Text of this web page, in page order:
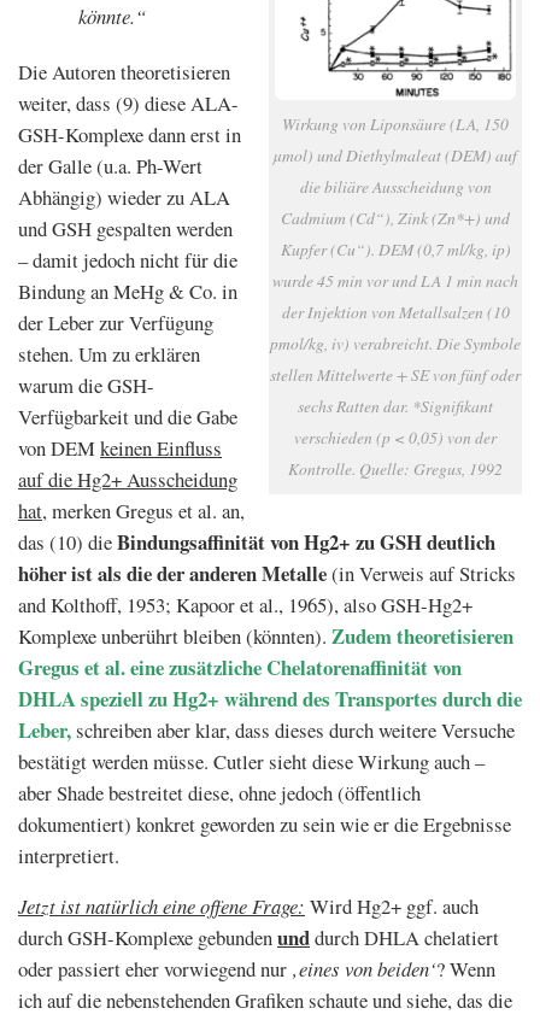
Wirkung von Liponsäure (LA, 150
µmol) und Diethylmaleat (DEM) auf
die biliäre Ausscheidung von
Cadmium (Cd“), Zink (Zn*+) und
Kupfer (Cu“). DEM (0,7 ml/kg, ip)
wurde 45 min vor und LA 1 min nach
der Injektion von Metallsalzen (10
pmol/kg, iv) verabreicht. Die Symbole
stellen Mittelwerte + SE von fünf oder
sechs Ratten dar. *Signifikant
verschieden (p < 0,05) von der
Kontrolle. Quelle: Gregus, 1992
könnte.“
Die Autoren theoretisieren
weiter, dass (9) diese ALA-
GSH-Komplexe dann erst in
der Galle (u.a. Ph-Wert
Abhängig) wieder zu ALA
und GSH gespalten werden
– damit jedoch nicht für die
Bindung an MeHg & Co. in
der Leber zur Verfügung
stehen. Um zu erklären
warum die GSH-
Verfügbarkeit und die Gabe
von DEMkeinen Einfluss
auf die Hg2+ Ausscheidung
hat, merken Gregus et al. an,
das (10) dieBindungsaffinität von Hg2+ zu GSH deutlich
höher ist als die der anderen Metalle(in Verweis auf Stricks
and Kolthoff, 1953; Kapoor et al., 1965), also GSH-Hg2+
Komplexe unberührt bleiben (könnten). Zudem theoretisieren
Gregus et al. eine zusätzliche Chelatorenaffinität von
DHLA speziell zu Hg2+ während des Transportes durch die
Leber,schreiben aber klar, dass dieses durch weitere Versuche
bestätigt werden müsse. Cutler sieht diese Wirkung auch –
aber Shade bestreitet diese, ohne jedoch (öffentlich
dokumentiert) konkret geworden zu sein wie er die Ergebnisse
interpretiert.
Jetzt ist natürlich eine offene Frage: Wird Hg2+ ggf. auch
durch GSH-Komplexe gebundenunddurch DHLA chelatiert
oder passiert eher vorwiegend nur ‚eines von beiden‘? Wenn
ich auf die nebenstehenden Grafiken schaute und siehe, das die